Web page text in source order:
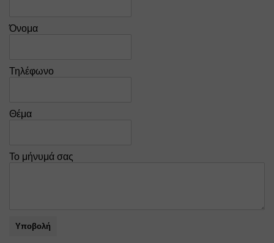
Όνομα
Τηλέφωνο
Θέμα
Το μήνυμά σας
Υποβολή